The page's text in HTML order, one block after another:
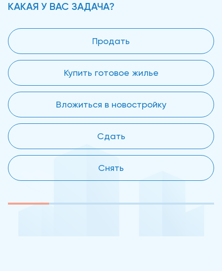
КАКАЯ У ВАС ЗАДАЧА?
Продать
Купить готовое жилье
Вложиться в новостройку
Сдать
Снять